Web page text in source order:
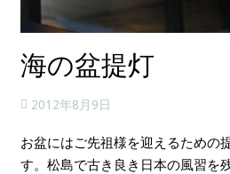
海の盆提灯
2012年8月9日
お盆にはご先祖様を迎えるための
す。松島で古き良き日本の風習を